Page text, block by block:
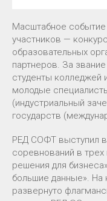
Масштабное
участников —
образовательных
партнеров. За
студенты колледжей
молодые
(индустриальный
государств
РЕД СОФТ выступил
соревнований в
решения для
большие данные». На
развернуто